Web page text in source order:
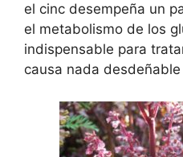
el cinc desempeña un
el metabolismo de los
indispensable para
causa nada